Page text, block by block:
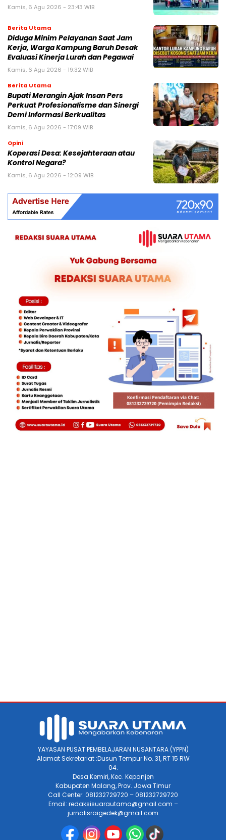
Kamis, 6 Agu 2026 - 23:43 WIB
Berita Utama
Diduga Minim Pelayanan Saat Jam
Kerja, Warga Kampung Baruh Desak
Evaluasi Kinerja Lurah dan Pegawai
Kamis, 6 Agu 2026 - 19:32 WIB
Berita Utama
Bupati Merangin Ajak Insan Pers
Perkuat Profesionalisme dan Sinergi
Demi Informasi Berkualitas
Kamis, 6 Agu 2026 - 17:09 WIB
Opini
Koperasi Desa: Kesejahteraan atau
Kontrol Negara?
Kamis, 6 Agu 2026 - 12:09 WIB
YAYASAN PUSAT PEMBELAJARAN NUSANTARA (YPPN)
Alamat Sekretariat :Dusun Tempur No. 31, RT 15 RW
04.
Desa Kemiri, Kec. Kepanjen
Kabupaten Malang, Prov. Jawa Timur
Call Center: 081232729720 – 081232729720
Email: redaksisuarautama@gmail.com –
jurnalisraigedek@gmail.com